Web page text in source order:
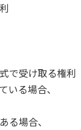
で受け取る権利
いる場合、
る場合、